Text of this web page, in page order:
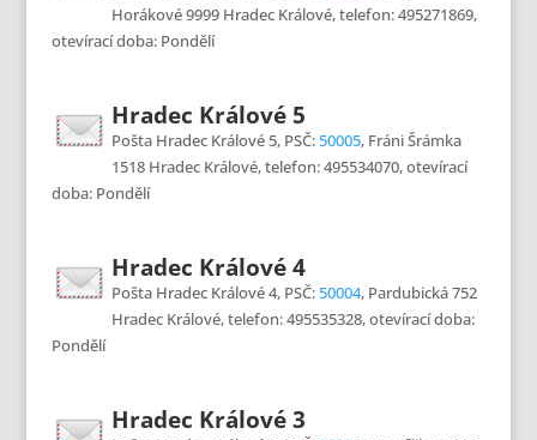
Horákové 9999 Hradec Králové, telefon: 495271869,
otevírací doba: Pondělí
Hradec Králové 5
Pošta Hradec Králové 5, PSČ:50005, Fráni Šrámka
1518 Hradec Králové, telefon: 495534070, otevírací
doba: Pondělí
Hradec Králové 4
Pošta Hradec Králové 4, PSČ:50004, Pardubická 752
Hradec Králové, telefon: 495535328, otevírací doba:
Pondělí
Hradec Králové 3